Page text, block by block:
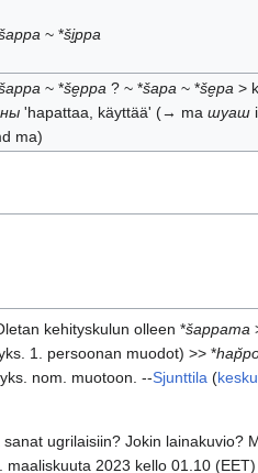
~ *ši̮ppa
~ *še̮ppa ? ~ *šapa ~ *še̮pa >
'hapattaa, käyttää' (→ ma шуаш
ma)
kehityskulun olleen *šappama
1. persoonan muodot) >> *
nom. muotoon. --Sjunttila (
ugrilaisiin? Jokin lainakuvio?
maaliskuuta 2023 kello 01.10 (EET)